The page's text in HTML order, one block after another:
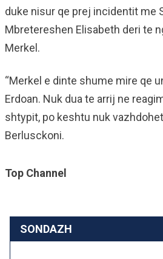
duke nisur qe prej incidentit me
Mbretereshen Elisabeth deri te
Merkel.
“Merkel e dinte shume mire qe
Erdoan. Nuk dua te arrij ne
shtypit, po keshtu nuk
Berlusckoni.
Top Channel
SONDAZH